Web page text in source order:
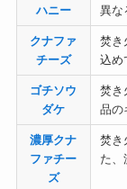
ハニー
異な
クナファ
チーズ
焚き
込め
ゴチソウ
ダケ
焚き
品の
濃厚クナ
ファチー
ズ
焚き
た、